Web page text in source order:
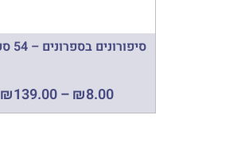
סיפורונים בספרונים – 54 ספרונים
₪8.00
–
₪139.00